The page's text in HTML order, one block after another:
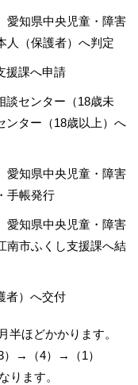
愛知県中央児童・障害
人（保護者）へ判定
援課へ申請
談センター（18歳未
ンター（18歳以上）へ
愛知県中央児童・障害
手帳発行
愛知県中央児童・障害
南市ふくし支援課へ結
者）へ交付
ほどかかります。
）→（4）→（1）
ます。